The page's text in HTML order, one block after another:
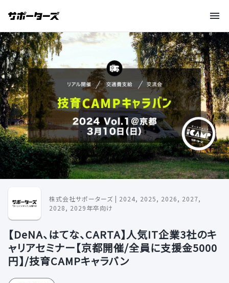
株式会社サポーターズ | 2024, 2025, 2026, 2027,
2028, 2029年卒向け
【DeNA、はてな、CARTA】人気IT企業3社のキ
ャリアセミナー【京都開催/全員に支援金5000
円】/技育CAMPキャラバン